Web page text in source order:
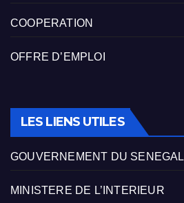
COOPERATION
OFFRE D’EMPLOI
LES LIENS UTILES
GOUVERNEMENT DU SENEGAL
MINISTERE DE L’INTERIEUR